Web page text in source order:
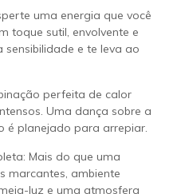
uma energia que você
toque sutil, envolvente e
e te leva ao
perfeita de calor
Uma dança sobre a
é planejado para arrepiar.
Mais do que uma
marcantes, ambiente
luz e uma atmosfera